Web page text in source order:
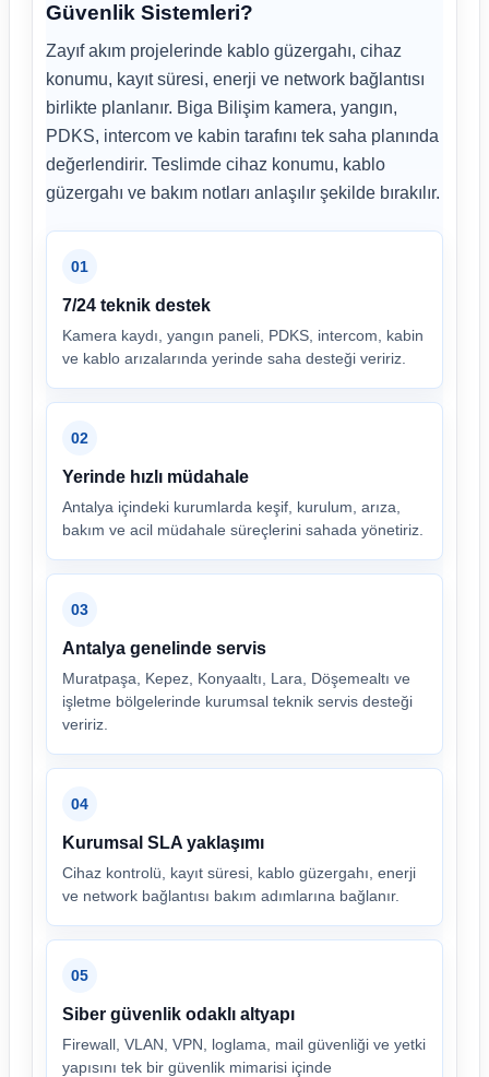
Güvenlik Sistemleri?
Zayıf akım projelerinde kablo güzergahı, cihaz
konumu, kayıt süresi, enerji ve network bağlantısı
birlikte planlanır. Biga Bilişim kamera, yangın,
PDKS, intercom ve kabin tarafını tek saha planında
değerlendirir. Teslimde cihaz konumu, kablo
güzergahı ve bakım notları anlaşılır şekilde bırakılır.
01
7/24 teknik destek
Kamera kaydı, yangın paneli, PDKS, intercom, kabin
ve kablo arızalarında yerinde saha desteği veririz.
02
Yerinde hızlı müdahale
Antalya içindeki kurumlarda keşif, kurulum, arıza,
bakım ve acil müdahale süreçlerini sahada yönetiriz.
03
Antalya genelinde servis
Muratpaşa, Kepez, Konyaaltı, Lara, Döşemealtı ve
işletme bölgelerinde kurumsal teknik servis desteği
veririz.
04
Kurumsal SLA yaklaşımı
Cihaz kontrolü, kayıt süresi, kablo güzergahı, enerji
ve network bağlantısı bakım adımlarına bağlanır.
05
Siber güvenlik odaklı altyapı
Firewall, VLAN, VPN, loglama, mail güvenliği ve yetki
yapısını tek bir güvenlik mimarisi içinde